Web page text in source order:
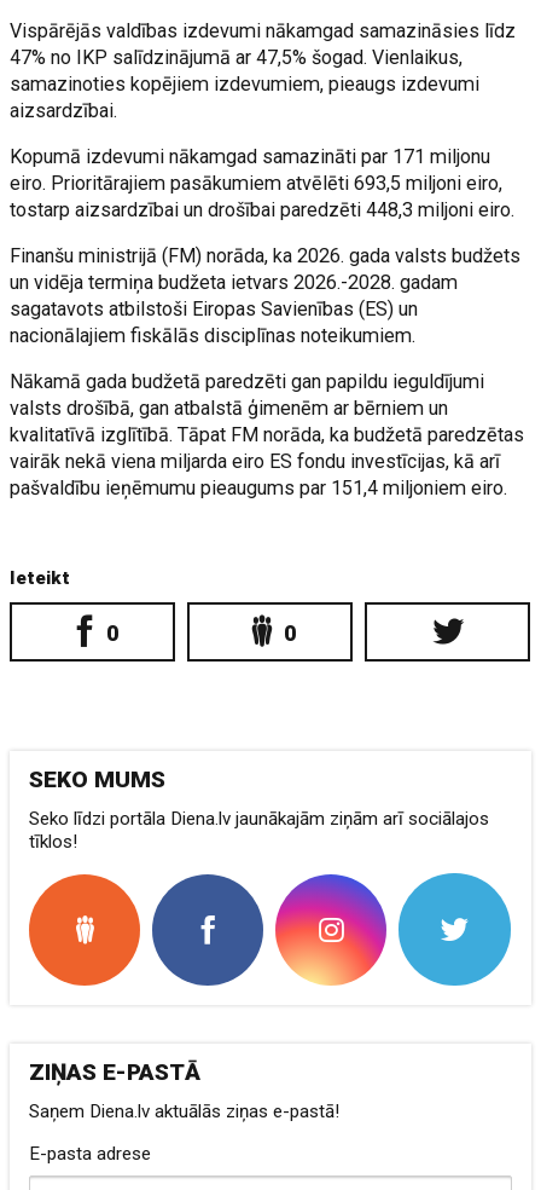
Vispārējās valdības izdevumi nākamgad samazināsies līdz
47% no IKP salīdzinājumā ar 47,5% šogad. Vienlaikus,
samazinoties kopējiem izdevumiem, pieaugs izdevumi
aizsardzībai.
Kopumā izdevumi nākamgad samazināti par 171 miljonu
eiro. Prioritārajiem pasākumiem atvēlēti 693,5 miljoni eiro,
tostarp aizsardzībai un drošībai paredzēti 448,3 miljoni eiro.
Finanšu ministrijā (FM) norāda, ka 2026. gada valsts budžets
un vidēja termiņa budžeta ietvars 2026.-2028. gadam
sagatavots atbilstoši Eiropas Savienības (ES) un
nacionālajiem fiskālās disciplīnas noteikumiem.
Nākamā gada budžetā paredzēti gan papildu ieguldījumi
valsts drošībā, gan atbalstā ģimenēm ar bērniem un
kvalitatīvā izglītībā. Tāpat FM norāda, ka budžetā paredzētas
vairāk nekā viena miljarda eiro ES fondu investīcijas, kā arī
pašvaldību ieņēmumu pieaugums par 151,4 miljoniem eiro.
Ieteikt
0 0
SEKO MUMS
Seko līdzi portāla Diena.lv jaunākajām ziņām arī sociālajos
tīklos!
ZIŅAS E-PASTĀ
Saņem Diena.lv aktuālās ziņas e-pastā!
E-pasta adrese